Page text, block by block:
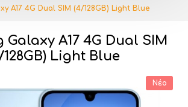
A17 4G Dual SIM (4/128GB) Light Blue
Galaxy A17 4G Dual SIM
128GB) Light Blue
Νέο